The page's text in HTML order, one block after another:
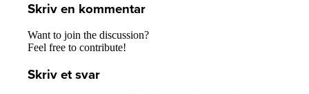
Skriv en kommentar
Want to join the discussion?
Feel free to contribute!
Skriv et svar